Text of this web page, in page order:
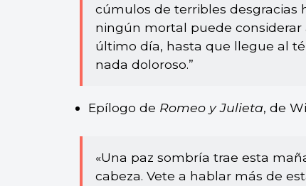
cúmulos de terribles desgracias
ningún mortal puede considerar
último día, hasta que llegue al
nada doloroso.”
Epílogo de Romeo y Julieta, de
«Una paz sombría trae esta
cabeza. Vete a hablar más de